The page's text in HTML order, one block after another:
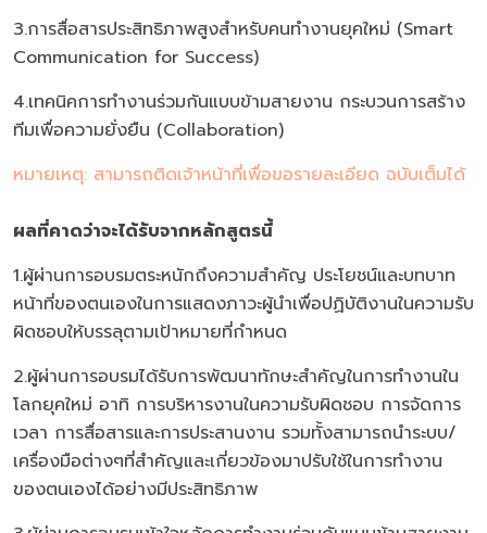
3.การสื่อสารประสิทธิภาพสูงสำหรับคนทำงานยุคใหม่ (Smart
Communication for Success)
4.เทคนิคการทำงานร่วมกันแบบข้ามสายงาน กระบวนการสร้าง
ทีมเพื่อความยั่งยืน (Collaboration)
หมายเหตุ: สามารถติดเจ้าหน้าที่เพื่อขอรายละเอียด ฉบับเต็มได้
ผลที่คาดว่าจะได้รับจากหลักสูตรนี้
1.ผู้ผ่านการอบรมตระหนักถึงความสำคัญ ประโยชน์และบทบาท
หน้าที่ของตนเองในการแสดงภาวะผู้นำเพื่อปฏิบัติงานในความรับ
ผิดชอบให้บรรลุตามเป้าหมายที่กำหนด
2.ผู้ผ่านการอบรมได้รับการพัฒนาทักษะสำคัญในการทำงานใน
โลกยุคใหม่ อาทิ การบริหารงานในความรับผิดชอบ การจัดการ
เวลา การสื่อสารและการประสานงาน รวมทั้งสามารถนำระบบ/
เครื่องมือต่างๆที่สำคัญและเกี่ยวข้องมาปรับใช้ในการทำงาน
ของตนเองได้อย่างมีประสิทธิภาพ